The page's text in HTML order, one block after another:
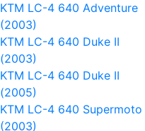
KTM LC-4 640 Adventure
(2003)
KTM LC-4 640 Duke II
(2003)
KTM LC-4 640 Duke II
(2005)
KTM LC-4 640 Supermoto
(2003)